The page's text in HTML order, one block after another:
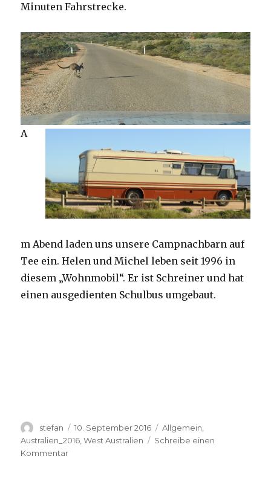
Minuten Fahrstrecke.
A
m Abend laden uns unsere Campnachbarn auf
Tee ein. Helen und Michel leben seit 1996 in
diesem „Wohnmobil“. Er ist Schreiner und hat
einen ausgedienten Schulbus umgebaut.
Autor
stefan
Veröffentlicht
am
10. September 2016 Kategorien
Allgemein
Australien_2016 ,West Australien
Schreibe einen
Kommentarzu